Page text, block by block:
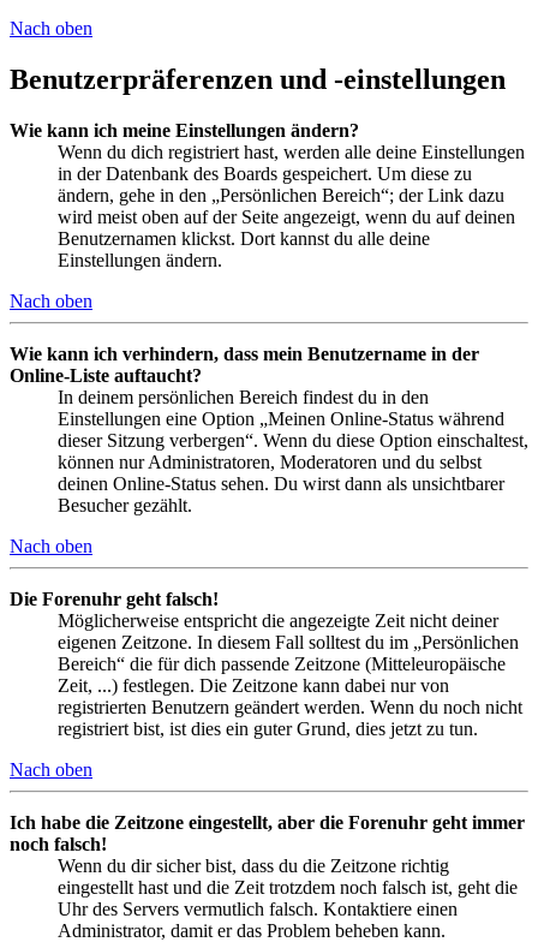
Nach oben
Benutzerpräferenzen und -einstellungen
Wie kann ich meine Einstellungen ändern?
Wenn du dich registriert hast, werden alle deine Einstellungen
in der Datenbank des Boards gespeichert. Um diese zu
ändern, gehe in den „Persönlichen Bereich“; der Link dazu
wird meist oben auf der Seite angezeigt, wenn du auf deinen
Benutzernamen klickst. Dort kannst du alle deine
Einstellungen ändern.
Nach oben
Wie kann ich verhindern, dass mein Benutzername in der
Online-Liste auftaucht?
In deinem persönlichen Bereich findest du in den
Einstellungen eine Option „Meinen Online-Status während
dieser Sitzung verbergen“. Wenn du diese Option einschaltest,
können nur Administratoren, Moderatoren und du selbst
deinen Online-Status sehen. Du wirst dann als unsichtbarer
Besucher gezählt.
Nach oben
Die Forenuhr geht falsch!
Möglicherweise entspricht die angezeigte Zeit nicht deiner
eigenen Zeitzone. In diesem Fall solltest du im „Persönlichen
Bereich“ die für dich passende Zeitzone (Mitteleuropäische
Zeit, ...) festlegen. Die Zeitzone kann dabei nur von
registrierten Benutzern geändert werden. Wenn du noch nicht
registriert bist, ist dies ein guter Grund, dies jetzt zu tun.
Nach oben
Ich habe die Zeitzone eingestellt, aber die Forenuhr geht immer
noch falsch!
Wenn du dir sicher bist, dass du die Zeitzone richtig
eingestellt hast und die Zeit trotzdem noch falsch ist, geht die
Uhr des Servers vermutlich falsch. Kontaktiere einen
Administrator, damit er das Problem beheben kann.